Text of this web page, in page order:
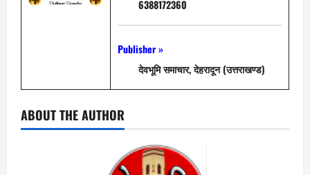
6388172360
Publisher »
देवभूमि समाचार, देहरादून (उत्तराखण्ड)
ABOUT THE AUTHOR